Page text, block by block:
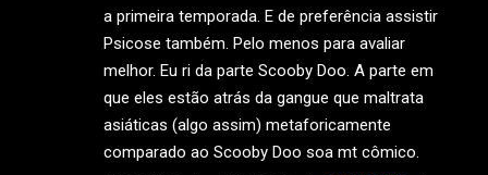
a primeira temporada. E de preferência assistir
Psicose também. Pelo menos para avaliar
melhor. Eu ri da parte Scooby Doo. A parte em
que eles estão atrás da gangue que maltrata
asiáticas (algo assim) metaforicamente
comparado ao Scooby Doo soa mt cômico.